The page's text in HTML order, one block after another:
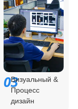
03Визуальный &
Процесс
дизайн